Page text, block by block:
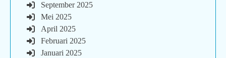
September 2025
Mei 2025
April 2025
Februari 2025
Januari 2025